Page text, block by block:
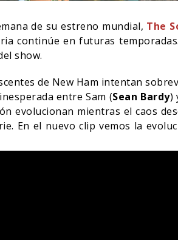
de su estreno mundial, The
continúe en futuras temporadas.
show.
de New Ham intentan
entre Sam (Sean Bardy)
evolucionan mientras el caos
En el nuevo clip vemos la